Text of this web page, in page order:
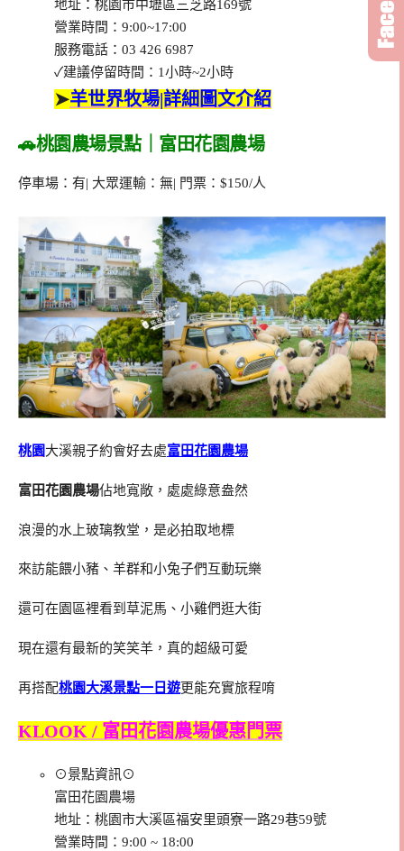
地址：桃園市中壢區三芝路169號
營業時間：9:00~17:00
服務電話：03 426 6987
✓建議停留時間：1小時~2小時
➤羊世界牧場|詳細圖文介紹
🚗桃園農場景點｜富田花園農場
停車場：有| 大眾運輸：無| 門票：$150/人
桃園大溪親子約會好去處富田花園農場
富田花園農場佔地寬敞，處處綠意盎然
浪漫的水上玻璃教堂，是必拍取地標
來訪能餵小豬、羊群和小兔子們互動玩樂
還可在園區裡看到草泥馬、小雞們逛大街
現在還有最新的笑笑羊，真的超級可愛
再搭配桃園大溪景點一日遊更能充實旅程唷
KLOOK / 富田花園農場優惠門票
⊙景點資訊⊙
富田花園農場
地址：桃園市大溪區福安里頭寮一路29巷59號
營業時間：9:00 ~ 18:00